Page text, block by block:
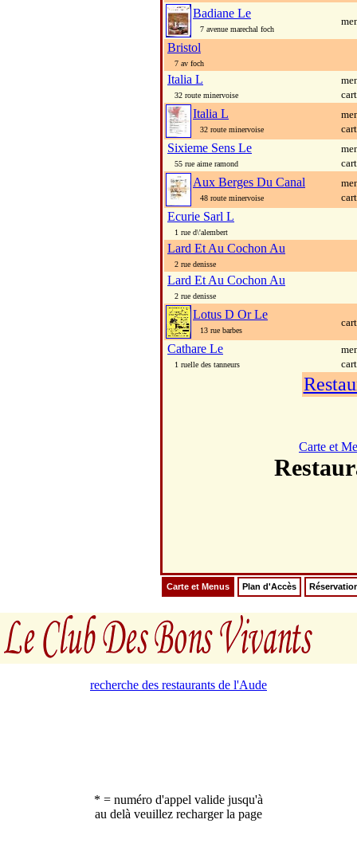
Badiane Le
7 avenue marechal foch
Bristol
7 av foch
Italia L
32 route minervoise
Italia L
32 route minervoise
Sixieme Sens Le
55 rue aime ramond
Aux Berges Du Canal
48 route minervoise
Ecurie Sarl L
1 rue d\'alembert
Lard Et Au Cochon Au
2 rue denisse
Lard Et Au Cochon Au
2 rue denisse
Lotus D Or Le
13 rue barbes
Cathare Le
1 ruelle des tanneurs
Carte et
Carte et Menus Plan d'Accès
recherche des restaurants de l'Aude
* = numéro d'appel valide jusqu'à
au delà veuillez recharger la page